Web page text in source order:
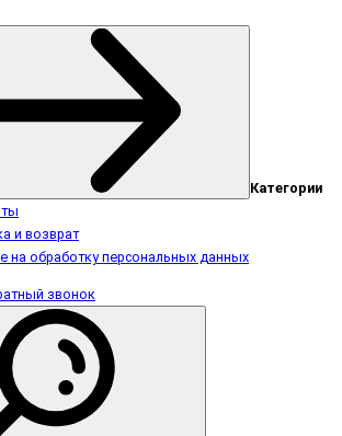
Категории
и возврат
на обработку персональных данных
звонок